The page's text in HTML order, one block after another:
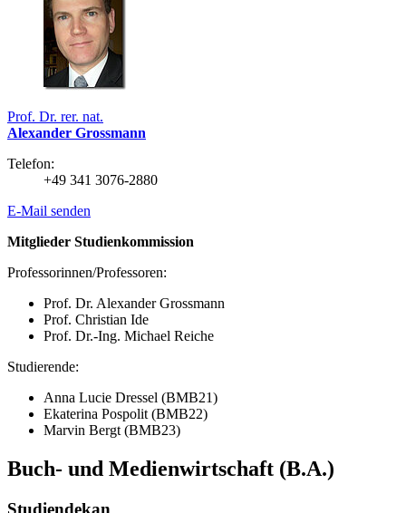
Prof. Dr. rer. nat.
Alexander Grossmann
Telefon:
+49 341 3076-2880
E-Mail senden
Mitglieder Studienkommission
Professorinnen/Professoren:
Prof. Dr. Alexander Grossmann
Prof. Christian Ide
Prof. Dr.-Ing. Michael Reiche
Studierende:
Anna Lucie Dressel (BMB21)
Ekaterina Pospolit (BMB22)
Marvin Bergt (BMB23)
Buch- und Medienwirtschaft (B.A.)
Studiendekan